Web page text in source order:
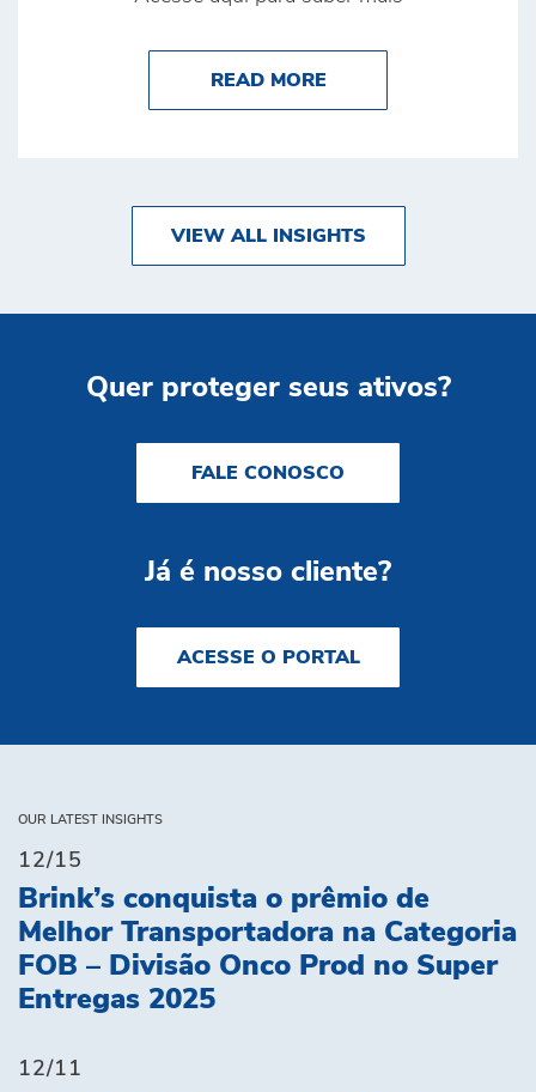
READ MOREABOUT POR QUE A
VIEW ALL INSIGHTS
Quer proteger seus ativos?
FALE CONOSCO
Já é nosso cliente?
ACESSE O PORTAL
OUR LATEST INSIGHTS
12/15
Brink’s conquista o prêmio de
Melhor Transportadora na Categoria
FOB – Divisão Onco Prod no Super
Entregas 2025
12/11